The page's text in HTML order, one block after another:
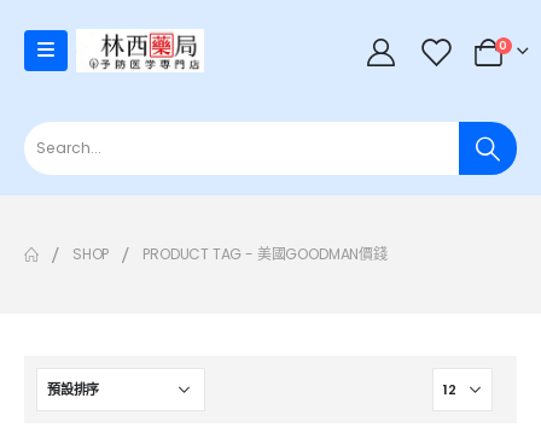
0
SHOP PRODUCT TAG - 美國GOODMAN價錢